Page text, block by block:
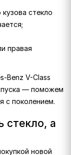
стекло
правая
Benz V-Class
— поможем
с поколением.
стекло, а
новой